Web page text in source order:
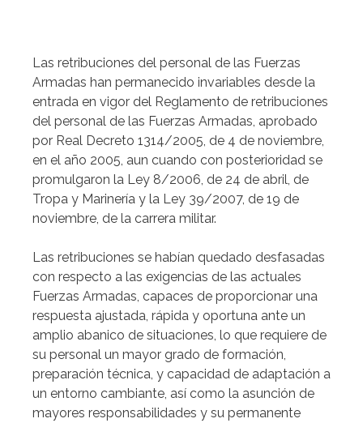
Las retribuciones del personal de las Fuerzas
Armadas han permanecido invariables desde la
entrada en vigor del Reglamento de retribuciones
del personal de las Fuerzas Armadas, aprobado
por Real Decreto 1314/2005, de 4 de noviembre,
en el año 2005, aun cuando con posterioridad se
promulgaron la Ley 8/2006, de 24 de abril, de
Tropa y Marinería y la Ley 39/2007, de 19 de
noviembre, de la carrera militar.
Las retribuciones se habían quedado desfasadas
con respecto a las exigencias de las actuales
Fuerzas Armadas, capaces de proporcionar una
respuesta ajustada, rápida y oportuna ante un
amplio abanico de situaciones, lo que requiere de
su personal un mayor grado de formación,
preparación técnica, y capacidad de adaptación a
un entorno cambiante, así como la asunción de
mayores responsabilidades y su permanente